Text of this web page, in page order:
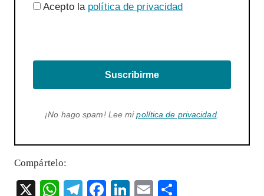
Acepto la política de privacidad
Suscribirme
¡No hago spam! Lee mipolítica de privacidad.
Compártelo:
X
W T
F
Li E